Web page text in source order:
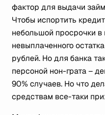
фактор для выдачи
Чтобы испортить
небольшой просрочки в
невыплаченного
рублей. Но для банка
персоной нон-грата –
90% случаев. Но что
средствам все-таки